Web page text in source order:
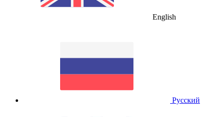
English
Русский